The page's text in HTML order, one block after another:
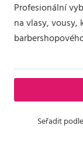
Profesionální
na vlasy,
Seřadit